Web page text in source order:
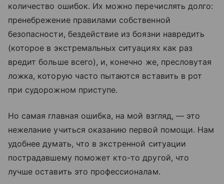
количество ошибок. Их можно перечислять долго:
пренебрежение правилами собственной
безопасности, бездействие из боязни навредить
(которое в экстремальных ситуациях как раз
вредит больше всего), и, конечно же, пресловутая
ложка, которую часто пытаются вставить в рот
при судорожном приступе.
Но самая главная ошибка, на мой взгляд, — это
нежелание учиться оказанию первой помощи. Нам
удобнее думать, что в экстренной ситуации
пострадавшему поможет кто-то другой, что
лучше оставить это профессионалам.